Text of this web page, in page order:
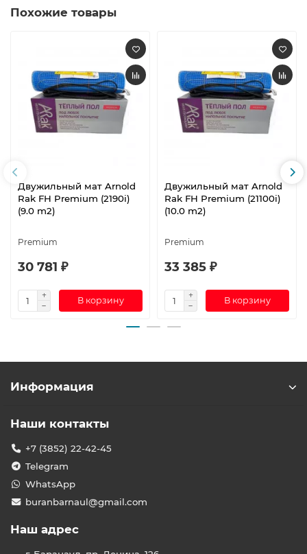
Похожие товары
Двужильный мат Arnold
Rak FH Premium (2190i)
(9.0 m2)
Premium
30 781 ₽
В корзину
Двужильный мат Arnold
Rak FH Premium (21100i)
(10.0 m2)
Premium
33 385 ₽
В корзину
Информация
Наши контакты
+7 (3852) 22-42-45
Telegram
WhatsApp
buranbarnaul@gmail.com
Наш адрес